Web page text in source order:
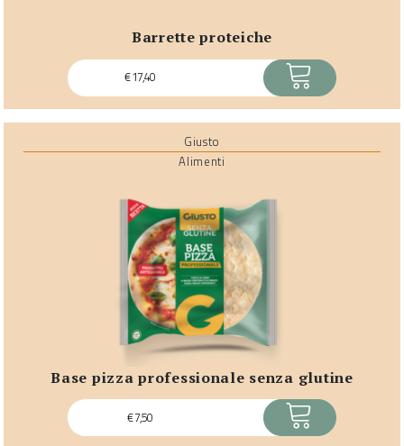
barrette proteiche
€17,40 ACQUISTA
Giusto
Alimenti
base pizza professionale senza glutine
€7,50 ACQUISTA